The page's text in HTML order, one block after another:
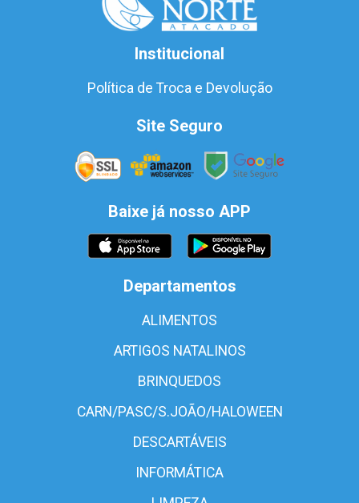
Institucional
Política de Troca e Devolução
Site Seguro
Baixe já nosso APP
Departamentos
ALIMENTOS
ARTIGOS NATALINOS
BRINQUEDOS
CARN/PASC/S.JOÃO/HALOWEEN
DESCARTÁVEIS
INFORMÁTICA